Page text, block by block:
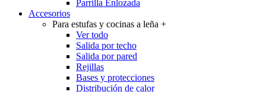
Parrilla Enlozada
Accesorios
Para estufas y cocinas a leña +
Ver todo
Salida por techo
Salida por pared
Rejillas
Bases y protecciones
Distribución de calor